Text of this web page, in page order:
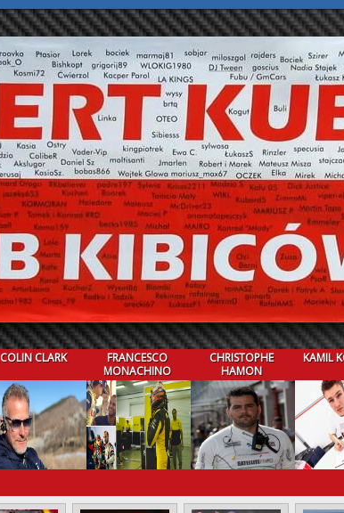
COLIN CLARK
FRANCESCO
MONACHINO
CHRISTOPHE
HAMON
KAMIL